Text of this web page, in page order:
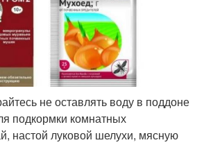
не оставлять воду в поддоне
подкормки комнатных
настой луковой шелухи, мясную